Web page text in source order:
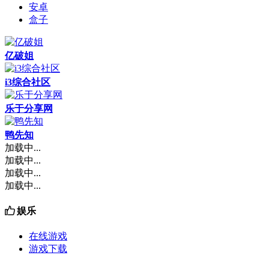
安卓
盒子
亿破姐
i3综合社区
乐于分享网
鸭先知
加载中...
加载中...
加载中...
加载中...
娱乐
在线游戏
游戏下载